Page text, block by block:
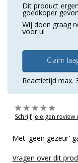
Dit product
goedkoper
Wij doen graag
voor u!
Claim
Reactietijd max.
Schrijf je eigen review
Met 'geen gezeur'
Vragen over dit